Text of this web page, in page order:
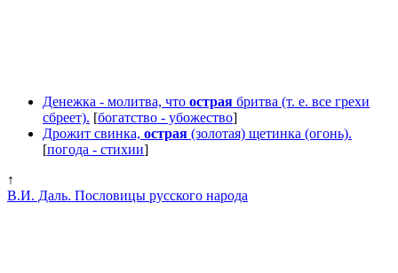
Денежка - молитва, что острая бритва (т. е. все грехи
сбреет). [богатство - убожество]
Дрожит свинка, острая (золотая) щетинка (огонь).
[погода - стихии]
↑
В.И. Даль. Пословицы русского народа